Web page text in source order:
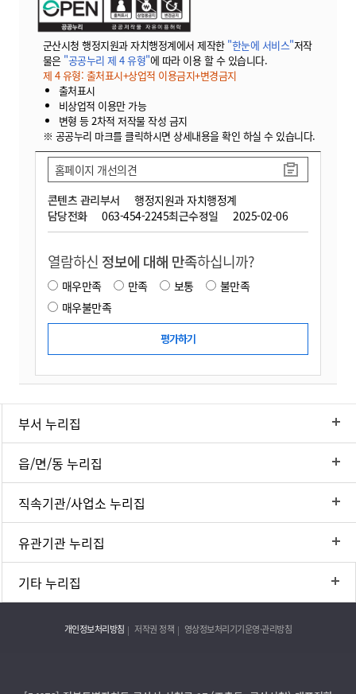
군산시청 행정지원과 자치행정계에서 제작한 "한눈에 서비스"저작
물은 "공공누리 제 4 유형"에 따라 이용 할 수 있습니다.
제 4 유형: 출처표시+상업적 이용금지+변경금지
출처표시
비상업적 이용만 가능
변형 등 2차적 저작물 작성 금지
※ 공공누리 마크를 클릭하시면 상세내용을 확인 하실 수 있습니다.
콘텐츠 관리부서
행정지원과 자치행정계
담당전화
063-454-2245최근수정일 2025-02-06
홈페이지 개선의견
열람하신 정보에 대해 만족하십니까?
매우만족 만족 보통
불만족
매우불만족
부서 누리집
읍/면/동 누리집
직속기관/사업소 누리집
유관기관 누리집
기타 누리집
개인정보처리방침 저작권 정책 영상정보처리기기운영·관리방침